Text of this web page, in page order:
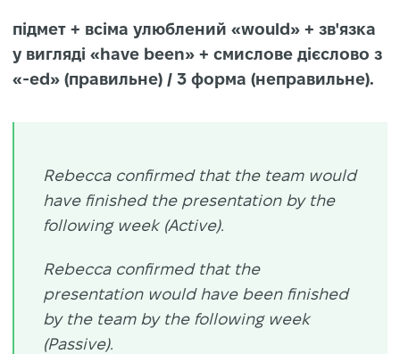
підмет + всіма улюблений «would» + зв'язка
у вигляді «have been» + смислове дієслово з
«-ed» (правильне) / 3 форма (неправильне).
Rebecca confirmed that the team would
have finished the presentation by the
following week (Active).
Rebecca confirmed that the
presentation would have been finished
by the team by the following week
(Passive).